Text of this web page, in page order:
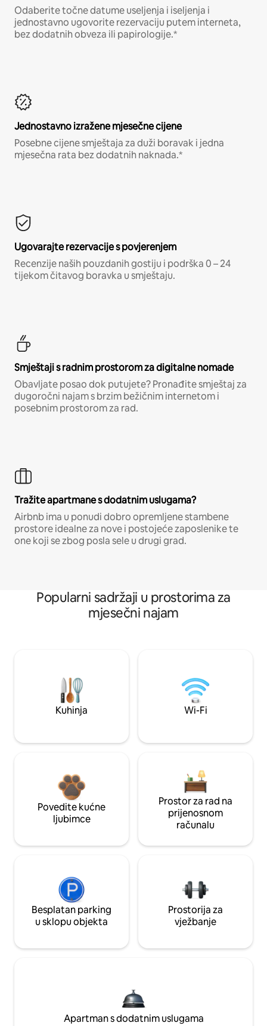
Odaberite točne datume useljenja i iseljenja i
jednostavno ugovorite rezervaciju putem interneta,
bez dodatnih obveza ili papirologije.*
Jednostavno izražene mjesečne cijene
Posebne cijene smještaja za duži boravak i jedna
mjesečna rata bez dodatnih naknada.*
Ugovarajte rezervacije s povjerenjem
Recenzije naših pouzdanih gostiju i podrška 0 – 24
tijekom čitavog boravka u smještaju.
Smještaji s radnim prostorom za digitalne nomade
Obavljate posao dok putujete? Pronađite smještaj za
dugoročni najam s brzim bežičnim internetom i
posebnim prostorom za rad.
Tražite apartmane s dodatnim uslugama?
Airbnb ima u ponudi dobro opremljene stambene
prostore idealne za nove i postojeće zaposlenike te
one koji se zbog posla sele u drugi grad.
Popularni sadržaji u prostorima za
mjesečni najam
Kuhinja Wi-Fi
Povedite kućne
ljubimce
Prostor za rad na
prijenosnom
računalu
Besplatan parking
u sklopu objekta
Prostorija za
vježbanje
Apartman s dodatnim uslugama